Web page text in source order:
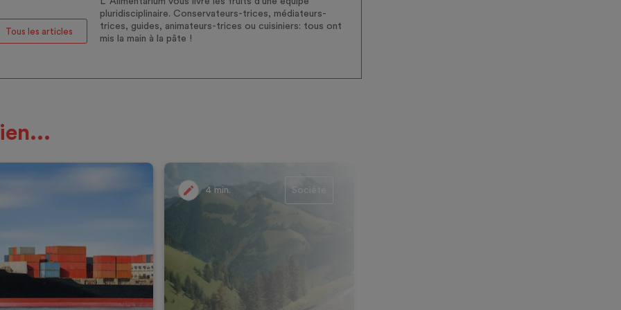
Tous les articles
pluridisciplinaire. Conservateurs-trices, médiateurs-
trices, guides, animateurs-trices ou cuisiniers: tous ont
mis la main à la pâte !
4 min. Société